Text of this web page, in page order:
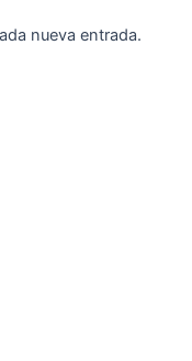
nueva entrada.